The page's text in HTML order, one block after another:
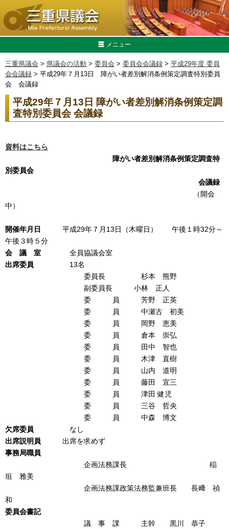
メニュー
三重県議会 > 県議会の活動 > 委員会 > 委員会会議録 > 平成29年度 委員
会会議録 > 平成29年７月13日 障がい者差別解消条例策定調査特別委員
会 会議録
平成29年７月13日 障がい者差別解消条例策定調
査特別委員会 会議録
資料はこちら
障がい者差別解消条例策定調査特
別委員会
会議録
（開会
中）
開催年月日 平成29年７月13日（木曜日） 午後１時32分～
午後３時５分
会 議 室 全員協議会室
出席委員 13名
委員長 杉本 熊野
副委員長 小林 正人
委 員 芳野 正英
委 員 中瀬古 初美
委 員 岡野 恵美
委 員 倉本 崇弘
委 員 田中 智也
委 員 木津 直樹
委 員 山内 道明
委 員 藤田 宜三
委 員 津田 健児
委 員 三谷 哲央
委 員 中森 博文
欠席委員 なし
出席説明員 出席を求めず
事務局職員
企画法務課長 稲
垣 雅美
企画法務課政策法務監兼班長 長﨑 禎
和
委員会書記
議 事 課 主幹 黒川 恭子